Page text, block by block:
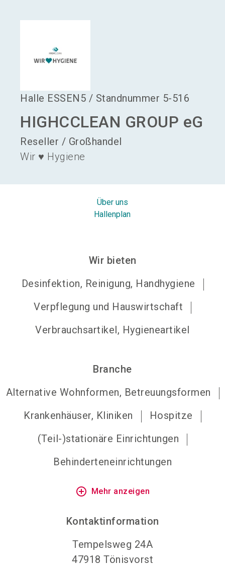
Halle ESSEN5 / Standnummer 5-516
HIGHCCLEAN GROUP eG
Reseller / Großhandel
Wir ♥ Hygiene
Über uns
Hallenplan
Wir bieten
Desinfektion, Reinigung, Handhygiene
Verpflegung und Hauswirtschaft
Verbrauchsartikel, Hygieneartikel
Branche
Alternative Wohnformen, Betreuungsformen
Krankenhäuser, Kliniken
Hospitze
(Teil-)stationäre Einrichtungen
Behinderteneinrichtungen
add_circle_outline Mehr anzeigen
Kontaktinformation
Tempelsweg 24A
47918 Tönisvorst